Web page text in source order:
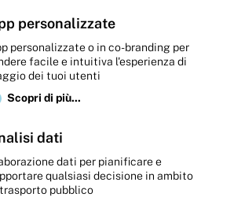
personalizzate
personalizzate o in co-branding per
facile e intuitiva l'esperienza di
dei tuoi utenti
Scopri di più...
dati
dati per pianificare e
qualsiasi decisione in ambito
pubblico